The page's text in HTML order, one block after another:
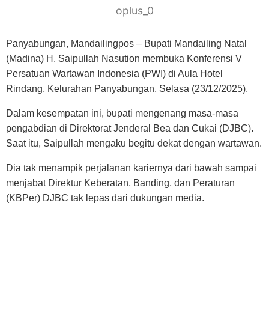
oplus_0
Panyabungan, Mandailingpos – Bupati Mandailing Natal
(Madina) H. Saipullah Nasution membuka Konferensi V
Persatuan Wartawan Indonesia (PWI) di Aula Hotel
Rindang, Kelurahan Panyabungan, Selasa (23/12/2025).
Dalam kesempatan ini, bupati mengenang masa-masa
pengabdian di Direktorat Jenderal Bea dan Cukai (DJBC).
Saat itu, Saipullah mengaku begitu dekat dengan wartawan.
Dia tak menampik perjalanan kariernya dari bawah sampai
menjabat Direktur Keberatan, Banding, dan Peraturan
(KBPer) DJBC tak lepas dari dukungan media.